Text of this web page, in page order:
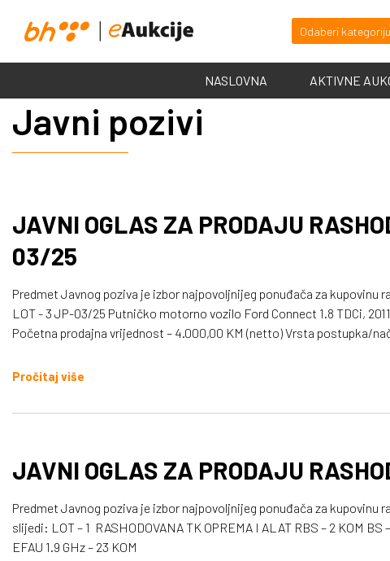
Odaberi kategoriju
NASLOVNA AKTIVNE
Javni pozivi
JAVNI OGLAS ZA PRODAJU
03/25
Predmet Javnog poziva je izbor najpovoljnijeg ponuđača za
LOT - 3 JP-03/25 Putničko motorno vozilo Ford Connect 1.8 TDCi,
Početna prodajna vrijednost – 4.000,00 KM (netto) Vrsta postupka/način prodaje – prodaja putem web platforme za aukcije
povećanja ponude kroz iteracije: 100 KM Način plaćanja: 2 dana od
Pročitaj više
JAVNI OGLAS ZA PRODAJU
Predmet Javnog poziva je izbor najpovoljnijeg ponuđača za
slijedi: LOT – 1 RASHODOVANA TK OPREMA I ALAT RBS – 2 KOM BS – 3 KOM UPS - 3 KOM INVERTOR NA BS – 3 + GSM MODEM – 1 BRTVA PVC – 40
EFAU 1.9 GHz – 23 KOM